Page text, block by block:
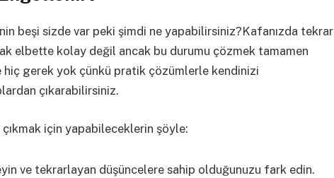
beşi sizde var peki şimdi ne yapabilirsiniz?Kafanızda tekrar
elbette kolay değil ancak bu durumu çözmek tamamen
hiç gerek yok çünkü pratik çözümlerle kendinizi
çıkarabilirsiniz.
çıkmak için yapabileceklerin şöyle:
ve tekrarlayan düşüncelere sahip olduğunuzu fark edin.